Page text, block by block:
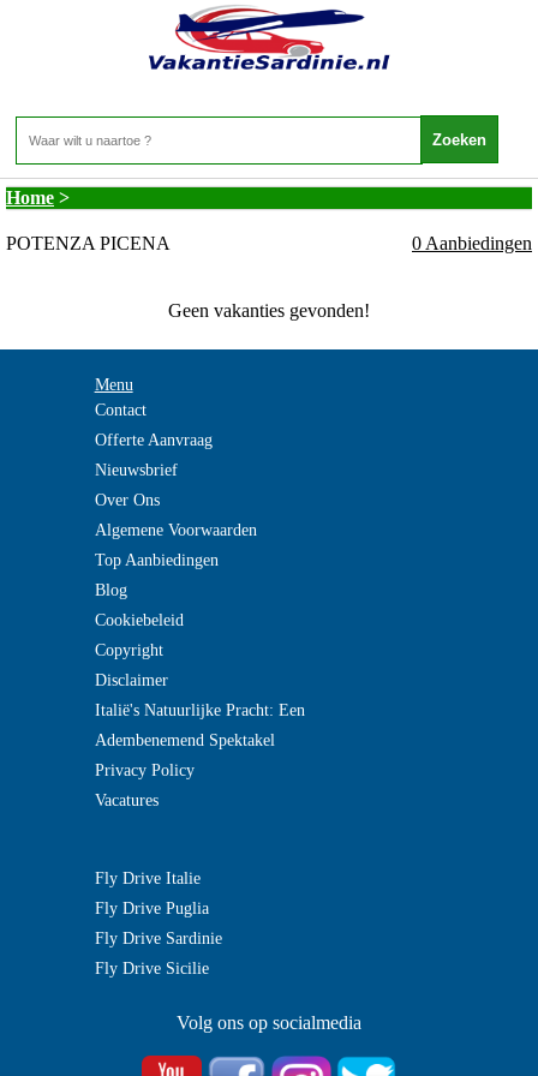
Vakantie Sardinie - MARCHE - POTENZA
Home >
POTENZA PICENA 0 Aanbiedingen
Geen vakanties gevonden!
Menu
Contact
Offerte Aanvraag
Nieuwsbrief
Over Ons
Algemene Voorwaarden
Top Aanbiedingen
Blog
Cookiebeleid
Copyright
Disclaimer
Italië's Natuurlijke Pracht: Een
Adembenemend Spektakel
Privacy Policy
Vacatures
Fly Drive Italie
Fly Drive Puglia
Fly Drive Sardinie
Fly Drive Sicilie
Volg ons op socialmedia